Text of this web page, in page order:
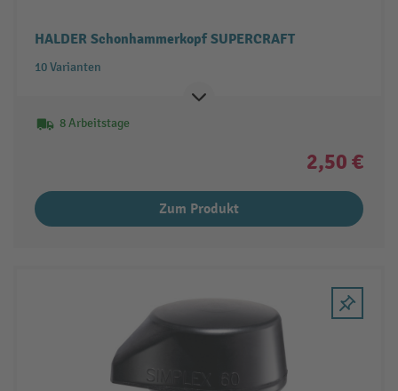
HALDER Schonhammerkopf SUPERCRAFT
10 Varianten
8 Arbeitstage
2,50 €
Zum Produkt